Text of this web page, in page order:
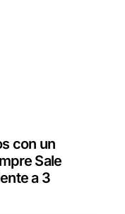
con un
Sale
a 3